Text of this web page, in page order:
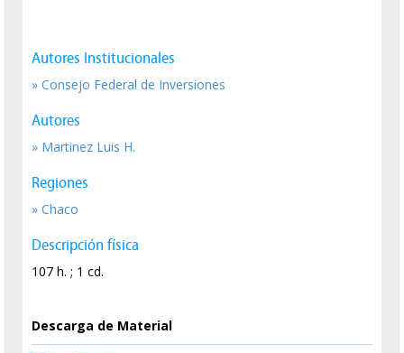
Autores Institucionales
» Consejo Federal de Inversiones
Autores
» Martinez Luis H.
Regiones
» Chaco
Descripción física
107 h. ; 1 cd.
Descarga de Material